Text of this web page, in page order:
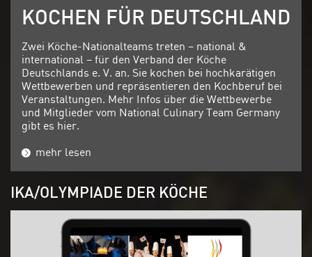
KOCHEN FÜR DEUTSCHLAND
Zwei Köche-Nationalteams treten – national &
international – für den Verband der Köche
Deutschlands e. V. an. Sie kochen bei hochkarätigen
Wettbewerben und repräsentieren den Kochberuf bei
Veranstaltungen. Mehr Infos über die Wettbewerbe
und Mitglieder vom National Culinary Team Germany
gibt es hier.
mehr lesen
IKA/OLYMPIADE DER KÖCHE